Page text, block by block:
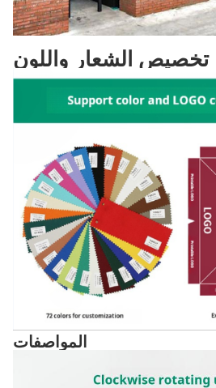
تخصيص الشعار واللون
المواصفات